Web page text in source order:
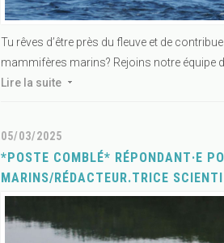
Tu rêves d’être près du fleuve et de
mammifères marins? Rejoins notre équipe
Lire la suite
05/03/2025
*POSTE COMBLÉ* RÉPONDANT·E
MARINS/RÉDACTEUR.TRICE